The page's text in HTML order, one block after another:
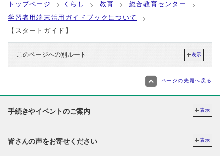
トップページ くらし 教育
総合教育センター
学習者用端末活用ガイドブックについて
【スタートガイド】
このページへの別ルート 表示
ページの先頭へ戻る
手続きやイベントのご案内 表示
皆さんの声をお寄せください 表示